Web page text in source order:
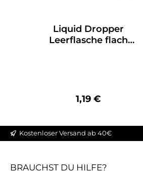
Liquid Dropper
Leerflasche flach
Regulärer Preis:
1,19 €
Kostenloser Versand ab 40€
BRAUCHST DU HILFE?